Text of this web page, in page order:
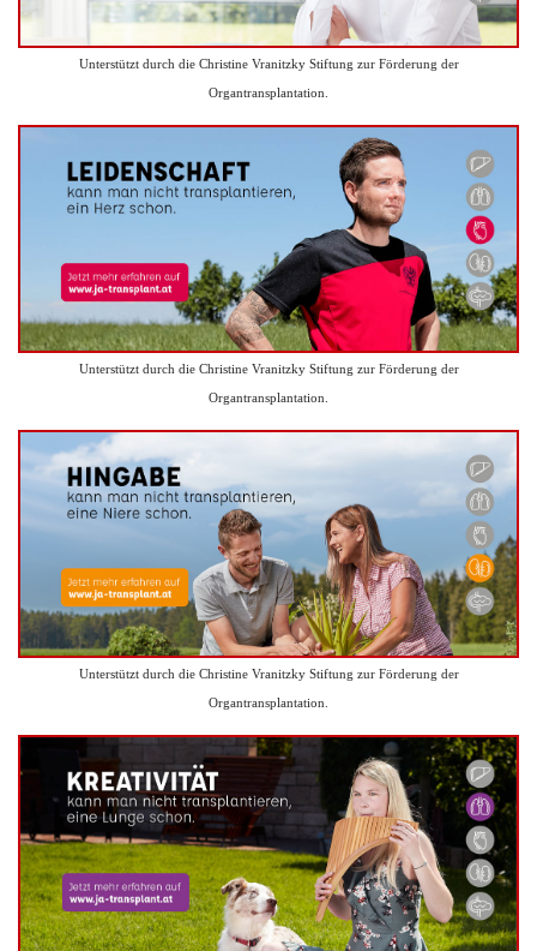
Unterstützt durch die Christine Vranitzky Stiftung zur Förderung der
Organtransplantation.
Unterstützt durch die Christine Vranitzky Stiftung zur Förderung der
Organtransplantation.
Unterstützt durch die Christine Vranitzky Stiftung zur Förderung der
Organtransplantation.